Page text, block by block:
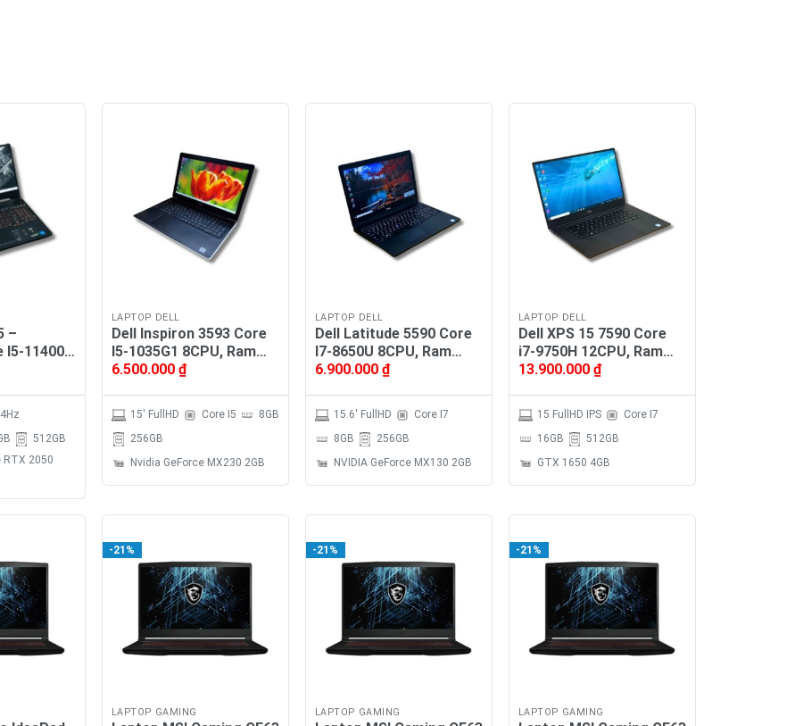
–
I5-11400H
SSD
4GB,
144Hz
512GB
RTX 2050
LAPTOP DELL
Dell Inspiron 3593 Core
I5-1035G1 8CPU, Ram
8GB, SSD 256GB, VGA
6.500.000 ₫
15' FullHD Core I5
8GB
256GB
Nvidia GeForce MX230 2GB
LAPTOP DELL
Dell Latitude 5590 Core
I7-8650U 8CPU, Ram
8GB, SSD NVMe 256GB,
FullHD
6.900.000 ₫
15.6' FullHD
Core I7
8GB
256GB
NVIDIA GeForce MX130 2GB
LAPTOP DELL
Dell XPS 15 7590 Core
i7-9750H 12CPU, Ram
16GB, SSD NVMe 512GB,
15.6″ FHD
13.900.000 ₫
15 FullHD IPS
Core I7
16GB
512GB
GTX 1650 4GB
-21%
LAPTOP GAMING
-21%
LAPTOP GAMING
-21%
LAPTOP GAMING